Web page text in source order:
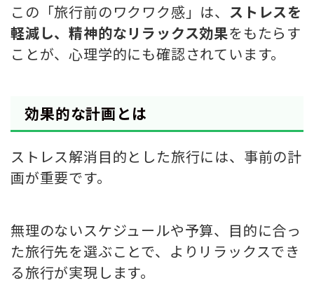
この「旅行前のワクワク感」は、 ストレスを
軽減し、精神的なリラックス効果をもたらす
ことが、心理学的にも確認されています。
効果的な計画とは
ストレス解消目的とした旅行には、事前の計
画が重要です。
無理のないスケジュールや予算、目的に合っ
た旅行先を選ぶことで、よりリラックスでき
る旅行が実現します。